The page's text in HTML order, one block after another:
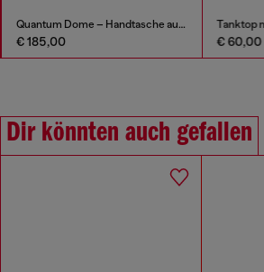
Quantum Dome – Handtasche aus Melflex®
€ 185,00
Tanktop
€ 60,00
Dir könnten auch gefallen